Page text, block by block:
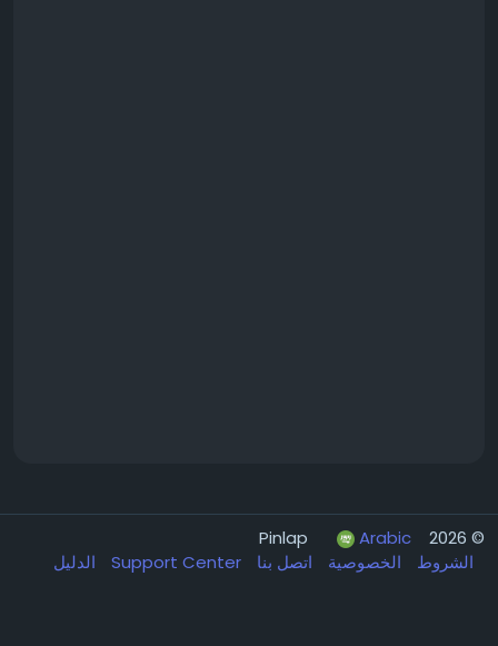
© 2026 Pinlap
Arabic
الشروط
الخصوصية اتصل بنا Support Center الدليل